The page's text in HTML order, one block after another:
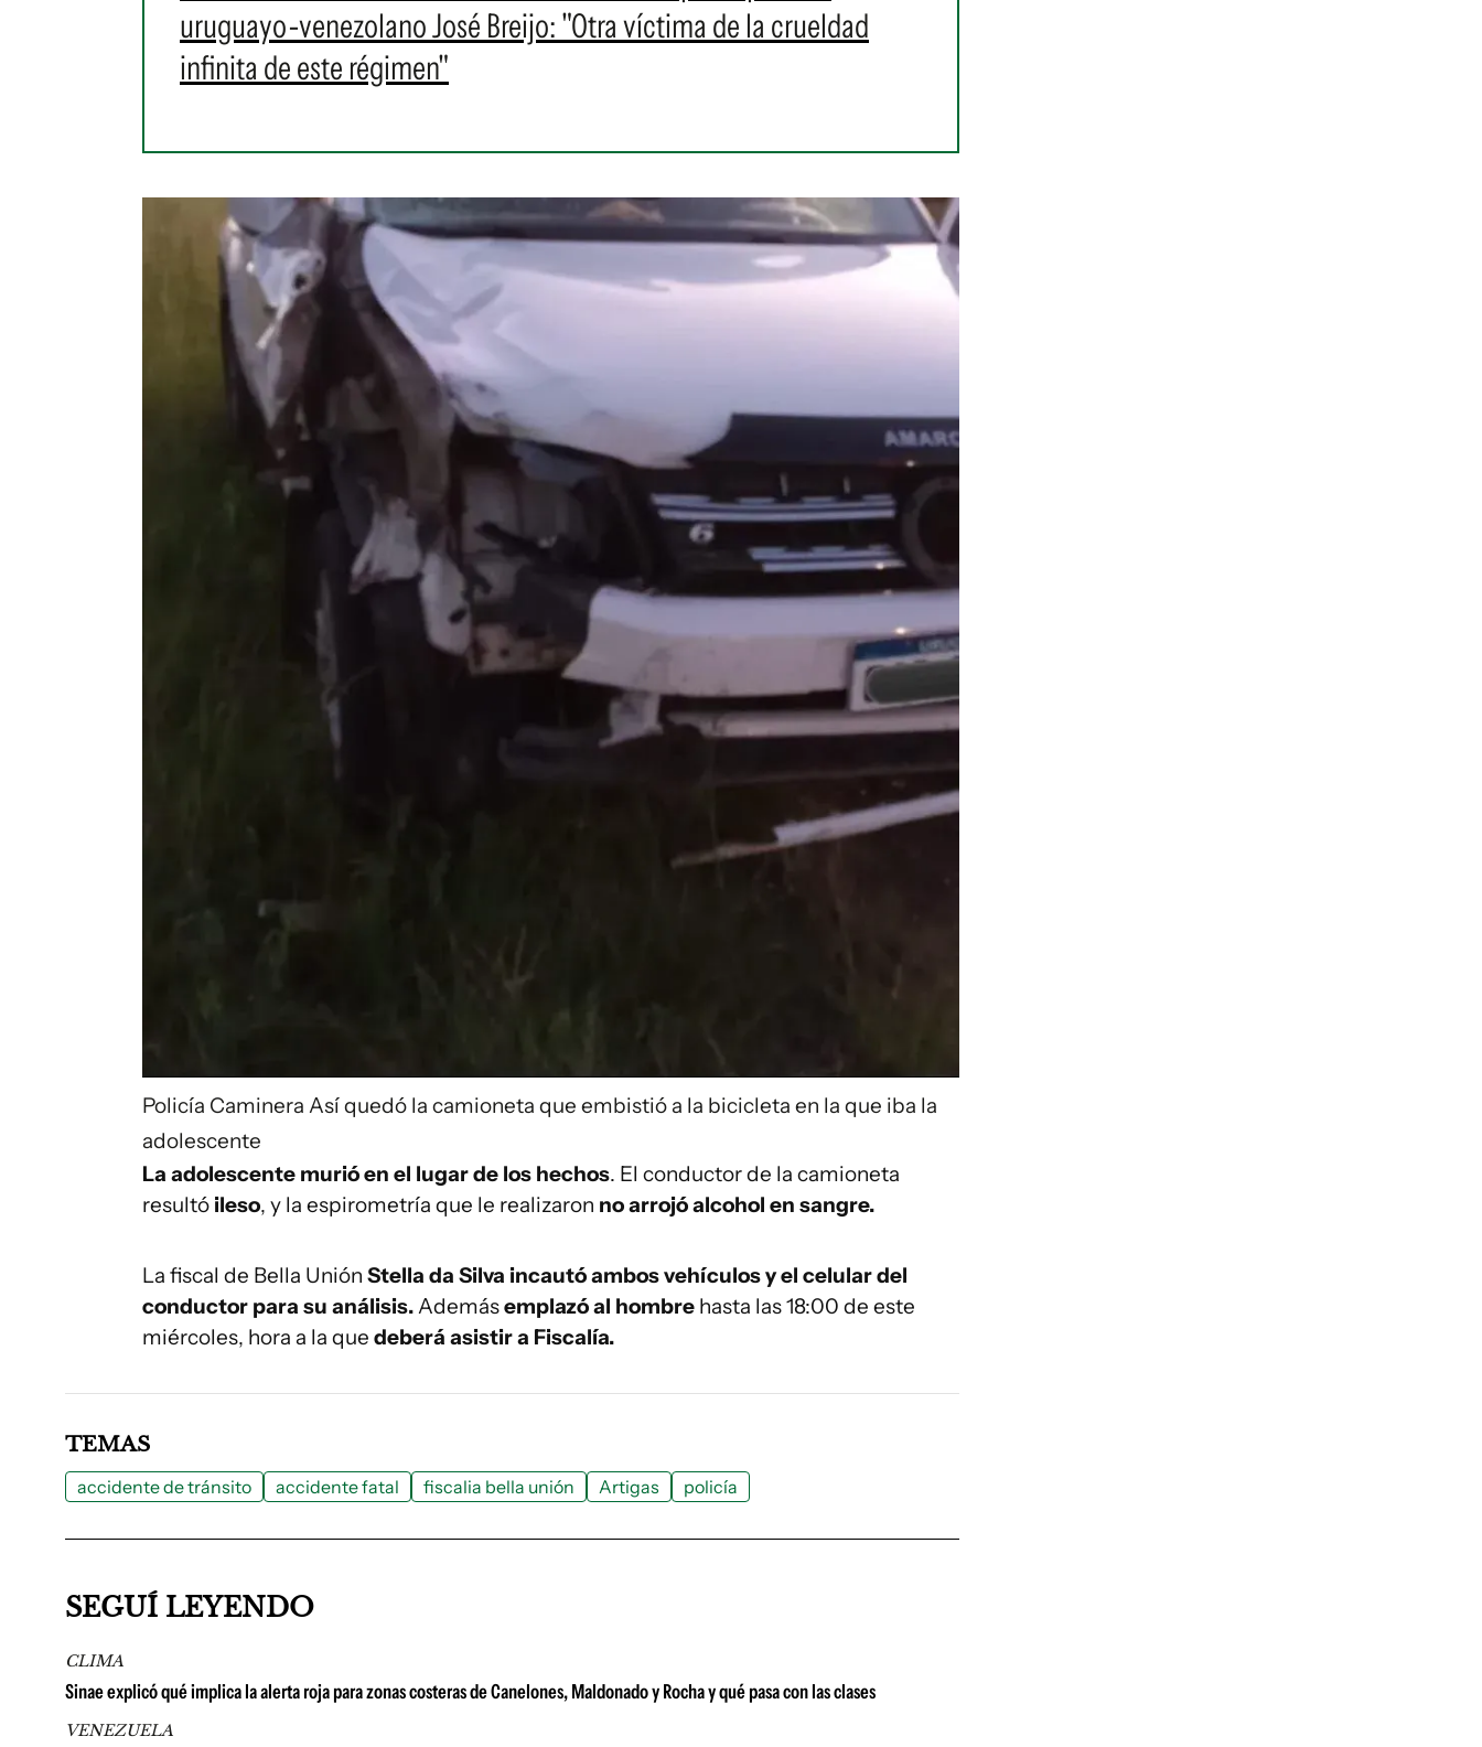
uruguayo-venezolano José Breijo: "Otra víctima de la crueldad
infinita de este régimen"
Policía Caminera Así quedó la camioneta que embistió a la bicicleta en la que iba la
adolescente
La adolescente murió en el lugar de los hechos. El conductor de la camioneta
resultó ileso, y la espirometría que le realizaron no arrojó alcohol en sangre.
La fiscal de Bella Unión Stella da Silva incautó ambos vehículos y el celular del
conductor para su análisis.Ademásemplazó al hombre hasta las 18:00 de este
miércoles, hora a la que deberá asistir a Fiscalía.
TEMAS
accidente de tránsito accidente fatal fiscalia bella unión Artigas policía
SEGUÍ LEYENDO
CLIMA
Sinae explicó qué implica la alerta roja para zonas costeras de Canelones, Maldonado y Rocha y qué pasa con las clases
VENEZUELA